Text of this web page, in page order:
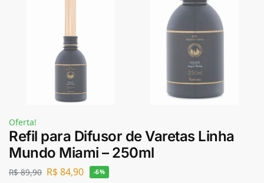
Oferta!
Refil para Difusor de Varetas Linha
Mundo Miami – 250ml
R$89,90 R$84,90 -6%